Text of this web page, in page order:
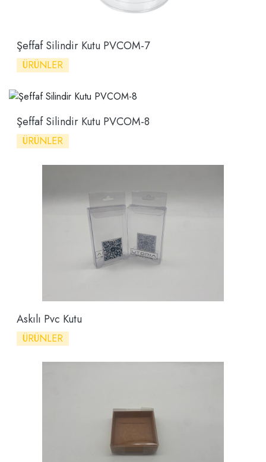
Şeffaf Silindir Kutu PVCOM-7
ÜRÜNLER
Şeffaf Silindir Kutu PVCOM-8
ÜRÜNLER
Askılı Pvc Kutu
ÜRÜNLER